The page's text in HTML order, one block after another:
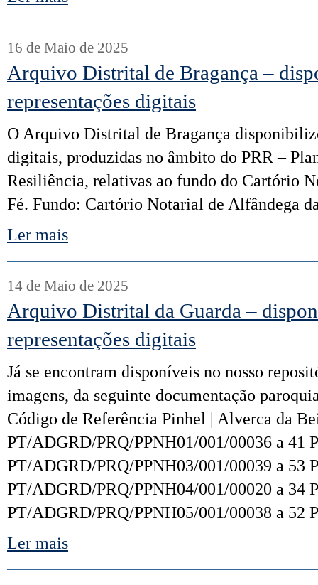
16 de Maio de 2025
Arquivo Distrital de Bragança –
representações digitais
O Arquivo Distrital de Bragança
digitais, produzidas no âmbito do PRR –
Resiliência, relativas ao fundo do Cartório
Fé. Fundo: Cartório Notarial de Alfândega
Ler mais
14 de Maio de 2025
Arquivo Distrital da Guarda –
representações digitais
Já se encontram disponíveis no nosso
imagens, da seguinte documentação
Código de Referência Pinhel | Alverca da
PT/ADGRD/PRQ/PPNH01/001/00036 a 41
PT/ADGRD/PRQ/PPNH03/001/00039 a 53
PT/ADGRD/PRQ/PPNH04/001/00020 a 34
PT/ADGRD/PRQ/PPNH05/001/00038 a
Ler mais